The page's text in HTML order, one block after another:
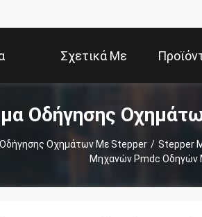
Σχετικά Με
Εμάς
Οδήγησης
Οχημάτων Με Stepper / Stepper
Μηχανών Pmdc Οδηγών